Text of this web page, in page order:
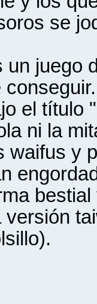
se
un juego
el título
ni la
waifus y
versión